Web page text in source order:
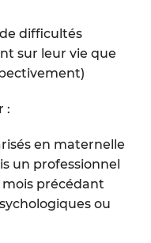
difficultés
sur leur vie que
:
en maternelle
un professionnel
mois précédant
ou